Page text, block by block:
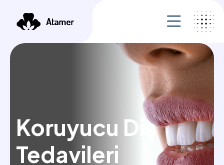
Koruyucu Diş
Tedavileri